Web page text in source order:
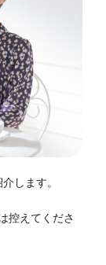
します。
控えてくださ